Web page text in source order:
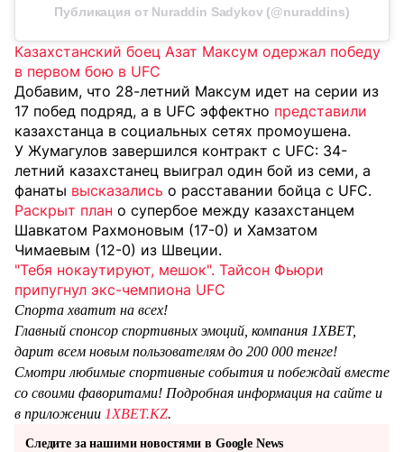
Публикация от Nuraddin Sadykov (@nuraddins)
Казахстанский боец Азат Максум одержал победу
в первом бою в UFC
Добавим, что 28-летний Максум идет на серии из
17 побед подряд, а в UFC эффектно представили
казахстанца в социальных сетях промоушена.
У Жумагулов завершился контракт с UFC: 34-
летний казахстанец выиграл один бой из семи, а
фанаты высказались о расставании бойца с UFC.
Раскрыт план о супербое между казахстанцем
Шавкатом Рахмоновым (17-0) и Хамзатом
Чимаевым (12-0) из Швеции.
"Тебя нокаутируют, мешок". Тайсон Фьюри
припугнул экс-чемпиона UFC
Спорта хватит на всех!
Главный спонсор спортивных эмоций, компания 1XBET,
дарит всем новым пользователям до 200 000 тенге!
Смотри любимые спортивные события и побеждай вместе
со своими фаворитами! Подробная информация на сайте и
в приложении 1XBET.KZ.
Следите за нашими новостями в Google News